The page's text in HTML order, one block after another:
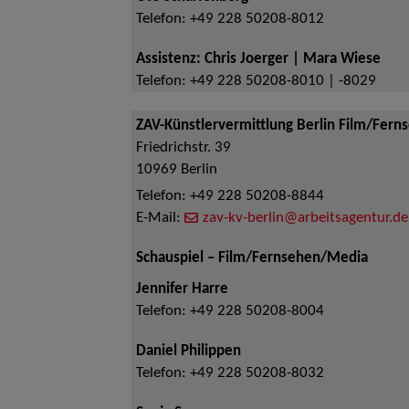
Telefon: +49 228 50208-8012
Assistenz: Chris Joerger | Mara Wiese
Telefon: +49 228 50208-8010 | -8029
ZAV-Künstlervermittlung Berlin Film/
Friedrichstr. 39
10969 Berlin
Telefon: +49 228 50208-8844
E-Mail:
zav-kv-berlin@arbeitsagentur.de
Schauspiel – Film/Fernsehen/Media
Jennifer Harre
Telefon: +49 228 50208-8004
Daniel Philippen
Telefon: +49 228 50208-8032